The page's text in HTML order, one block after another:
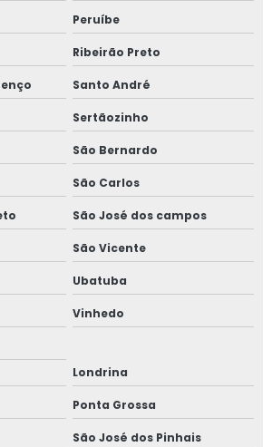
Peruíbe
Ribeirão Preto
Santo André
Sertãozinho
São Bernardo
São Carlos
São José dos campos
São Vicente
Ubatuba
Vinhedo
Londrina
Ponta Grossa
São José dos Pinhais